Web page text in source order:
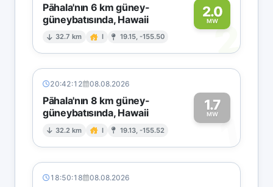
Pāhala'nın 6 km güney-
güneybatısında, Hawaii
32.7 km I 19.15, -155.50
2.0
MW2
20:42:12 08.08.2026
Pāhala'nın 8 km güney-
güneybatısında, Hawaii
32.2 km I 19.13, -155.52
1.7
MW1
18:50:18 08.08.2026